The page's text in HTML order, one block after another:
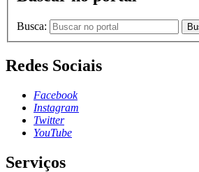
Busca:
Redes Sociais
Facebook
Instagram
Twitter
YouTube
Serviços